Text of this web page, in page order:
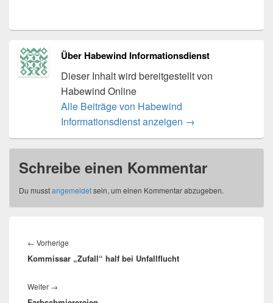
Über Habewind Informationsdienst
Dieser Inhalt wird bereitgestellt von
Habewind Online
Alle Beiträge von Habewind
Informationsdienst anzeigen →
Schreibe einen Kommentar
Du musstangemeldetsein, um einen Kommentar abzugeben.
← Vorherige
Beitrag:
Kommissar „Zufall“ half bei Unfallflucht
Weiter →